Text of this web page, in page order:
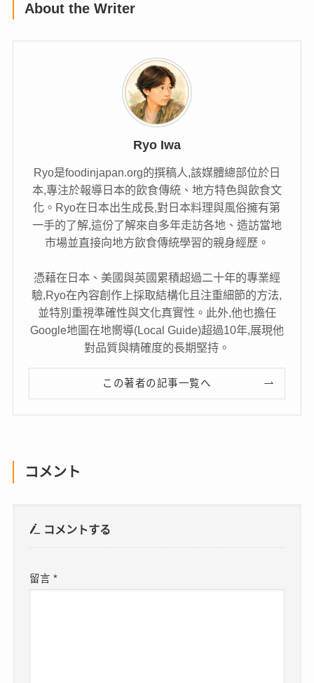
About the Writer
Ryo Iwa
Ryo是foodinjapan.org的撰稿人,該媒體總部位於日
本,專注於報導日本的飲食傳統、地方特色與飲食文
化。Ryo在日本出生成長,對日本料理與風俗擁有第
一手的了解,這份了解來自多年走訪各地、造訪當地
市場並直接向地方飲食傳統學習的親身經歷。
憑藉在日本、美國與英國累積超過二十年的專業經
驗,Ryo在內容創作上採取結構化且注重細節的方法,
並特別重視準確性與文化真實性。此外,他也擔任
Google地圖在地嚮導(Local Guide)超過10年,展現他
對品質與精確度的長期堅持。
この著者の記事一覧へ
コメント
コメントする
留言*